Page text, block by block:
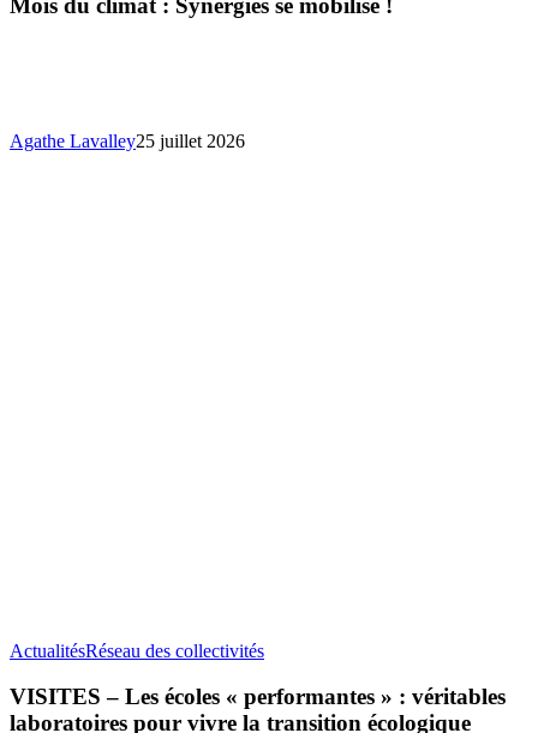
Mois du climat : Synergies se mobilise !
Agathe Lavalley25 juillet 2026
ActualitésRéseau des collectivitésVISITES
Les
écoles
VISITES – Les écoles « performantes » : véritables
laboratoires pour vivre la transition écologique